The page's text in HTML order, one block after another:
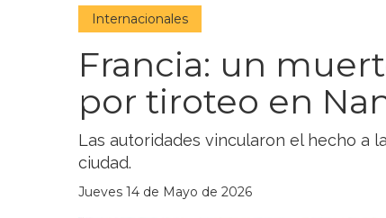
Internacionales
Francia: un
por tiroteo en
Las autoridades vincularon el hecho a
ciudad.
Jueves 14 de Mayo de 2026